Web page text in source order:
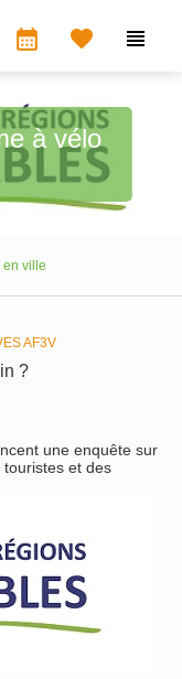
calendar_month  
à vélo
en ville
AF3V
?
une enquête sur
touristes et des